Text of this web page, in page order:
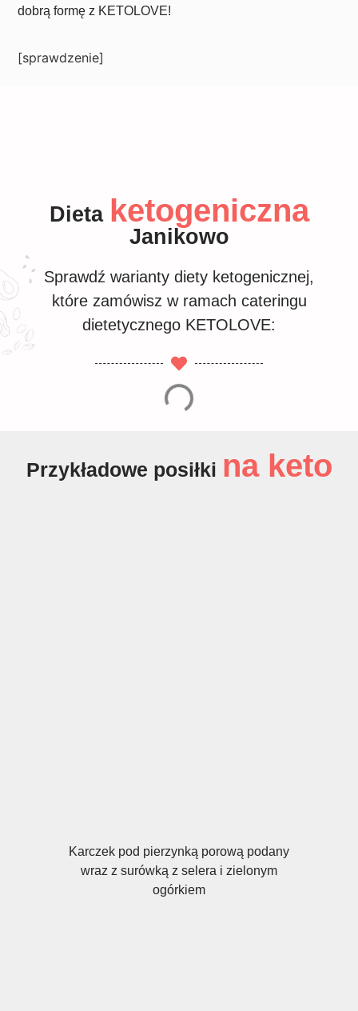
dobrą formę z KETOLOVE!
[sprawdzenie]
Dieta ketogeniczna
Janikowo
Sprawdź warianty diety ketogenicznej,
które zamówisz w ramach cateringu
dietetycznego KETOLOVE:
Przykładowe posiłki na keto
Karczek pod pierzynką porową podany
wraz z surówką z selera i zielonym
ogórkiem